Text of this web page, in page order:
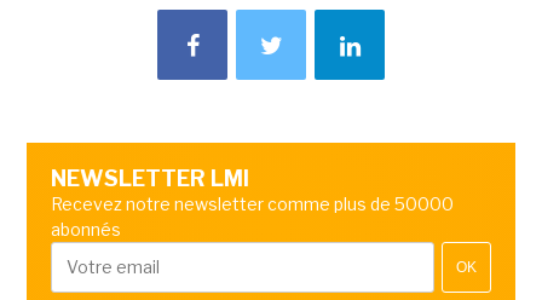
NEWSLETTER LMI
Recevez notre newsletter comme plus de 50000
abonnés
OK